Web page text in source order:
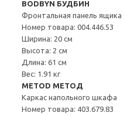
BODBYN БУДБИН
Фронтальная панель ящика
Номер товара: 004.446.53
Ширина: 20 см
Высота: 2 см
Длина: 61 см
Вес: 1.91 кг
METOD МЕТОД
Каркас напольного шкафа
Номер товара: 403.679.83